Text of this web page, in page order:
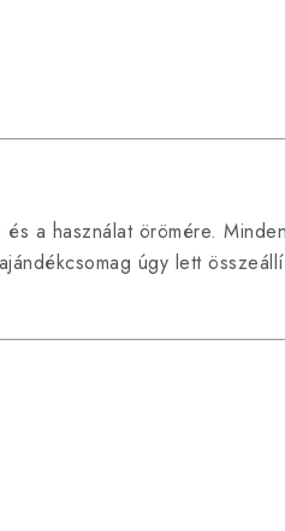
a használat örömére.
úgy lett